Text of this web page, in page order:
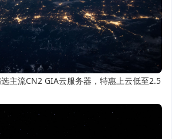
主流CN2 GIA云服务器，特惠上云低至2.5